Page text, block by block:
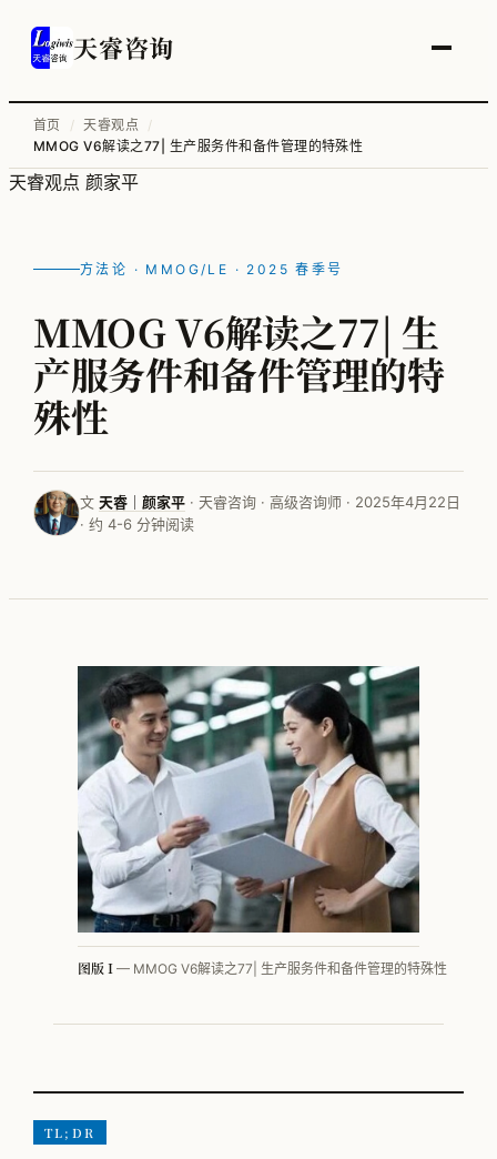
天睿咨询
信息化顶层规划
物流培训
全部案例
按行业看 · 家电
按行业看 · 快销品
按行业看 · MMOG
按行业看 · 工程机械
按行业看 · 汽车零部件
方法论体系总览
PFEP
首页 / 天睿观点
/
MMOG V6解读之77| 生产服务件和备件管理的特殊性
天睿观点 颜家平
方法论 · MMOG/LE · 2025 春季号
MMOG V6解读之77| 生
产服务件和备件管理的特
殊性
文 天睿｜颜家平 · 天睿咨询 · 高级咨询师 · 2025年4月22日
· 约 4-6 分钟阅读
图版 I — MMOG V6解读之77| 生产服务件和备件管理的特殊性
TL;DR